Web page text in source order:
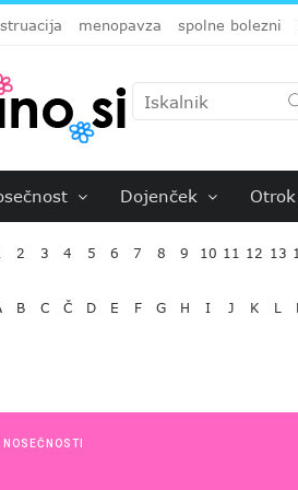
menopavza spolne bolezni
Dojenček Otrok
2 3 4 5 6 7 8 9 10 11 12 13
B C Č D E F G H I J K L